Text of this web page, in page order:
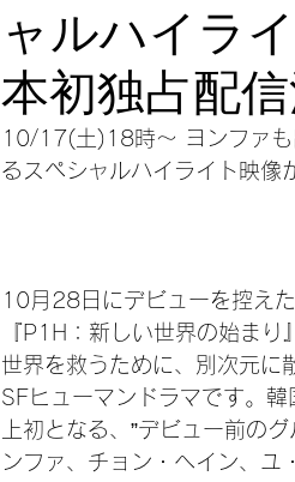
ャルハイラ
本初独占配
10/17(土)18時～ ヨンファも
るスペシャルハイライト映像
10月28日にデビューを控え
『P1H：新しい世界の始ま
世界を救うために、別次元に
SFヒューマンドラマです。
上初となる、”デビュー前の
ンファ、チョン・ヘイン、ユ